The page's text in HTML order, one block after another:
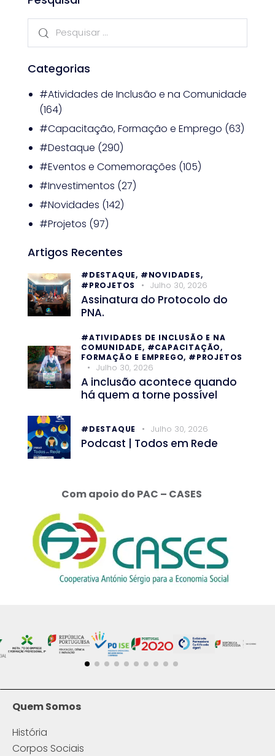
Categorias
#Atividades de Inclusão e na Comunidade
(164)
#Capacitação, Formação e Emprego (63)
#Destaque (290)
#Eventos e Comemorações (105)
#Investimentos (27)
#Novidades (142)
#Projetos (97)
Artigos Recentes
#DESTAQUE, #NOVIDADES,
#PROJETOS
Julho 30, 2026
Assinatura do Protocolo do
PNA.
#ATIVIDADES DE INCLUSÃO E NA
COMUNIDADE, #CAPACITAÇÃO,
FORMAÇÃO E EMPREGO, #PROJETOS
Julho 30, 2026
A inclusão acontece quando
há quem a torne possível
#DESTAQUE Julho 30, 2026
Podcast | Todos em Rede
Com apoio do PAC – CASES
Quem Somos
História
Corpos Sociais